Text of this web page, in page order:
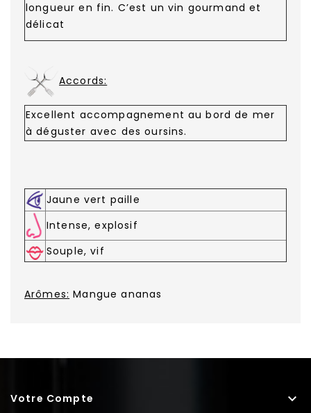
longueur en fin. C’est un vin gourmand et
délicat
Accords:
Excellent accompagnement au bord de mer
à déguster avec des oursins.
Jaune vert paille
Intense, explosif
Souple, vif
Arômes: Mangue ananas
Votre Compte 